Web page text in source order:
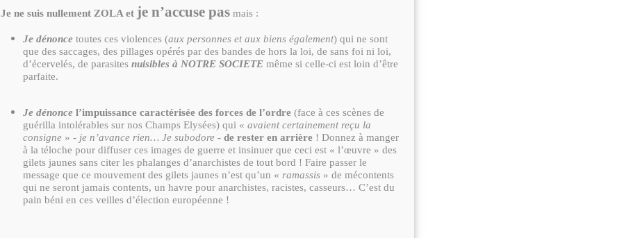
Je ne suis nullement ZOLA et je n’accuse pas mais :
Je dénonce toutes ces violences (aux personnes et aux biens également) qui ne sont
que des saccages, des pillages opérés par des bandes de hors la loi, de sans foi ni loi,
d’écervelés, de parasites nuisibles à NOTRE SOCIETE même si celle-ci est loin d’être
parfaite.
Je dénonce l’impuissance caractérisée des forces de l’ordre (face à ces scènes de
guérilla intolérables sur nos Champs Elysées) qui « avaient certainement reçu la
consigne » - je n’avance rien… Je subodore - de rester en arrière ! Donnez à manger
à la téloche pour diffuser ces images de guerre et insinuer que ceci est « l’œuvre » des
gilets jaunes sans citer les phalanges d’anarchistes de tout bord ! Faire passer le
message que ce mouvement des gilets jaunes n’est qu’un « ramassis » de mécontents
qui ne seront jamais contents, un havre pour anarchistes, racistes, casseurs… C’est du
pain béni en ces veilles d’élection européenne !